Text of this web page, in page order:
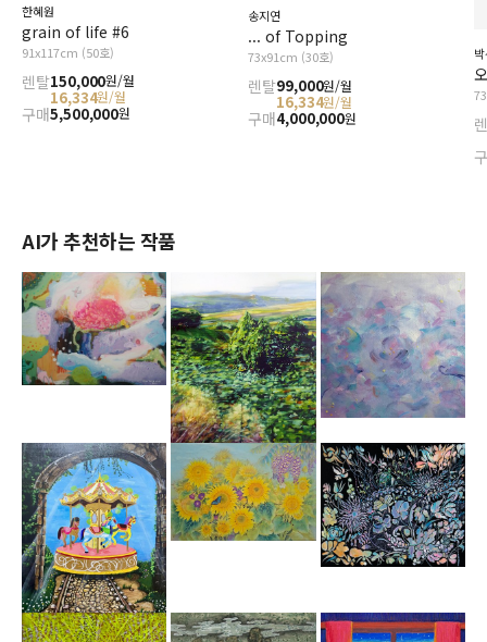
한혜원
grain of life #6
91x117cm (50호)
렌탈150,000원/월
16,334원/월
구매5,500,000원
송지연
... of Topping
73x91cm (30호)
렌탈99,000원/월
16,334원/월
구매4,000,000원
AI가 추천하는 작품